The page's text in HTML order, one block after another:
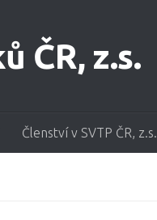
Členství v SVTP ČR, z.s.